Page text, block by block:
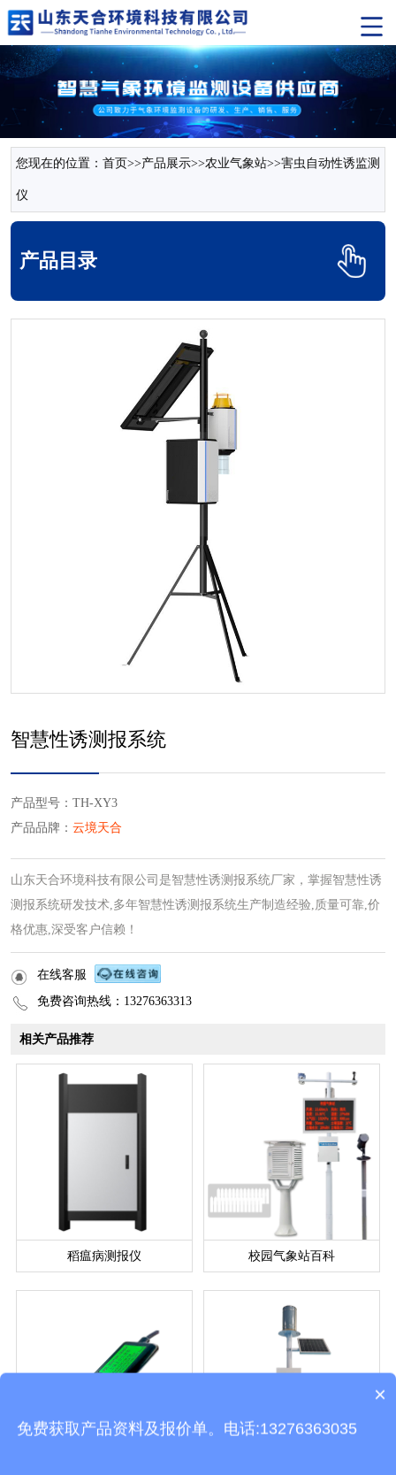
您现在的位置： 首页>>产品展示>>农业气象站>>害虫自动性诱监测
仪
产品目录
智慧性诱测报系统
产品型号：TH-XY3
产品品牌： 云境天合
山东天合环境科技有限公司是智慧性诱测报系统厂家，掌握智慧性诱
测报系统研发技术,多年智慧性诱测报系统生产制造经验,质量可靠,价
格优惠,深受客户信赖！
在线客服
免费咨询热线：13276363313
相关产品推荐
稻瘟病测报仪 校园气象站百科
产品包含安装吗？
×
免费获取产品资料及报价单。电话:13276363035